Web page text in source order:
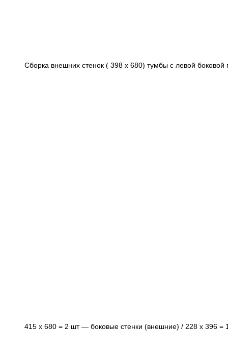
Сборка внешних стенок ( 398 х 680) тумбы с левой боковой
415 х 680 = 2 шт — боковые стенки (внешние) / 228 х 396 =